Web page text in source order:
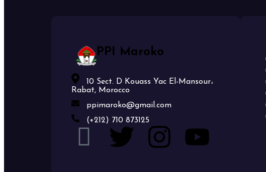
PPI Maroko
10 Sect. D Kouass Yac El-Mansour،
Rabat, Morocco
ppimaroko@gmail.com
(+212) 710 873125